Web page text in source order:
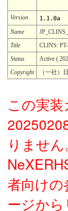
Version
1.1.0a
Name
Title
CLINS:
Status
Active (
Copyright
（一社）
この実
りませ
者向け
ージか